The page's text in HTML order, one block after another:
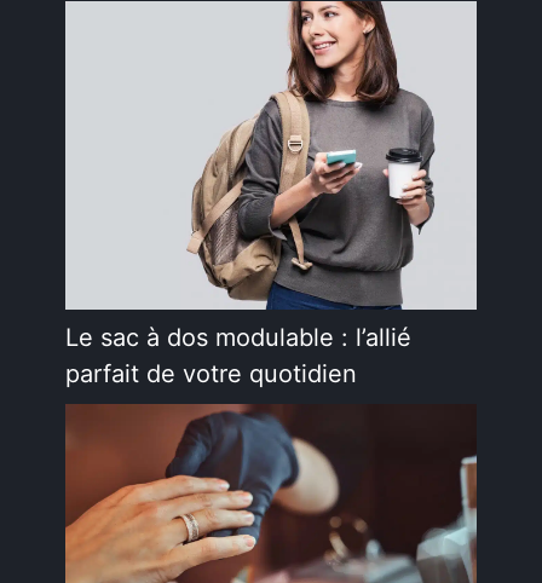
Le sac à dos modulable : l’allié
parfait de votre quotidien